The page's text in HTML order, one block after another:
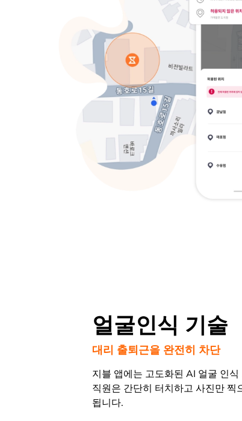
얼굴인식 기술
대리 출퇴근을 완전히 차단
지블 앱에는 고도화된 AI 얼굴 인
직원은 간단히 터치하고 사진만 찍
됩니다.